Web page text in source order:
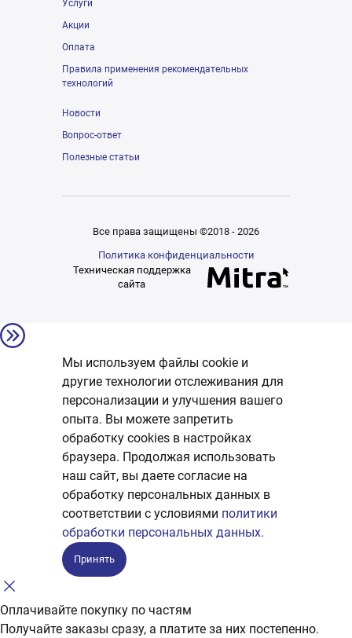
Услуги
Акции
Оплата
Правила применения рекомендательных
технологий
Новости
Вопрос-ответ
Полезные статьи
Все права защищены ©2018 - 2026
Политика конфиденциальности
Техническая поддержка
сайта
Мы используем файлы cookie и
другие технологии отслеживания для
персонализации и улучшения вашего
опыта. Вы можете запретить
обработку сookies в настройках
браузера. Продолжая использовать
наш сайт, вы даете согласие на
обработку персональных данных в
соответствии с условиями политики
обработки персональных данных.
Принять
Оплачивайте покупку по частям
Получайте заказы сразу, а платите за них постепенно.